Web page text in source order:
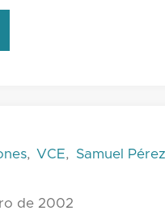
, VCE, Samuel
de 2002